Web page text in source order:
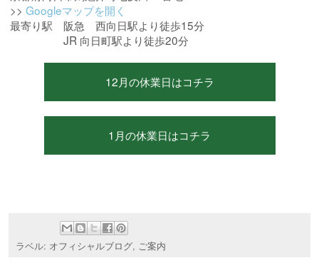
>> Googleマップを開く
最寄り駅 阪急 西向日駅より徒歩15分
JR 向日町駅より徒歩20分
12月の休業日はコチラ
1月の休業日はコチラ
ラベル: オフィシャルブログ, ご案内